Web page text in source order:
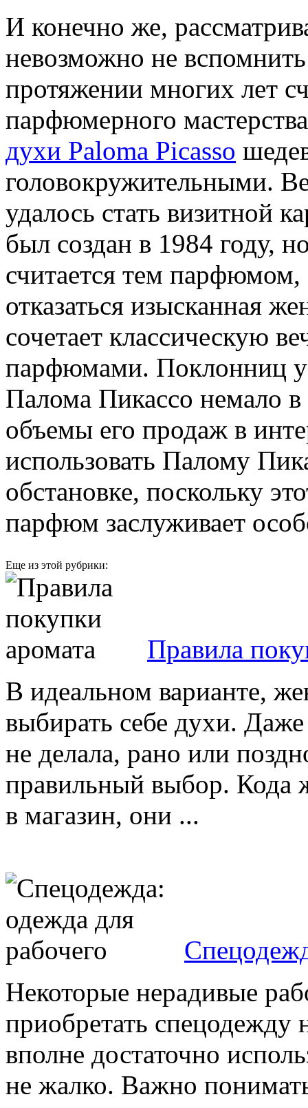
И конечно же,
невозможно не
протяжении многих лет
парфюмерного
духи Paloma Picasso
головокружительными.
удалось стать визитной
был создан в 1984 году,
считается тем парфюмом,
отказаться изысканная
сочетает классическую
парфюмами. Поклонниц
Палома Пикассо немало в
объемы его продаж в
использовать Палому
обстановке, поскольку
парфюм заслуживает
Еще из этой рубрики:
Правила
В идеальном варианте,
выбирать себе духи.
не делала, рано или
правильный выбор. Кода
в магазин, они ...
Некоторые нерадивые
приобретать спецодежду
вполне достаточно
не жалко. Важно